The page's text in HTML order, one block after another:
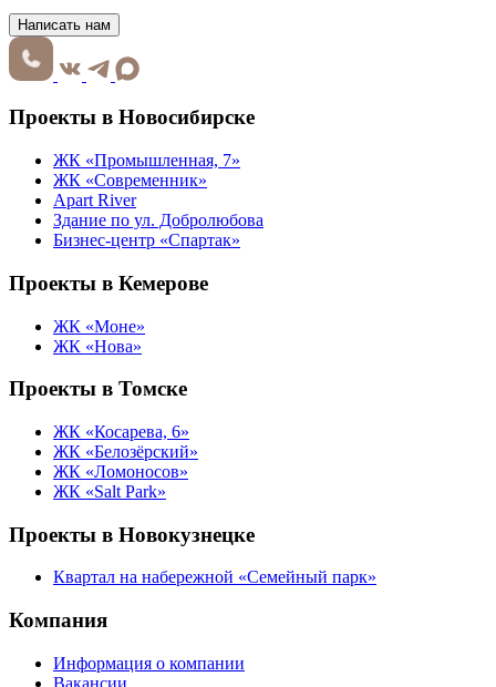
Написать нам
Проекты в Новосибирске
ЖК «Промышленная, 7»
ЖК «Современник»
Apart River
Здание по ул. Добролюбова
Бизнес-центр «Спартак»
Проекты в Кемерове
ЖК «Моне»
ЖК «Нова»
Проекты в Томске
ЖК «Косарева, 6»
ЖК «Белозёрский»
ЖК «Ломоносов»
ЖК «Salt Park»
Проекты в Новокузнецке
Квартал на набережной «Семейный парк»
Компания
Информация о компании
Вакансии